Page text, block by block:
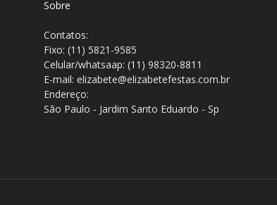
Sobre
Contatos:
Fixo: (11) 5821-9585
Celular/whatsaap: (11) 98320-8811
E-mail: elizabete@elizabetefestas.com.br
Endereço:
São Paulo - Jardim Santo Eduardo - Sp